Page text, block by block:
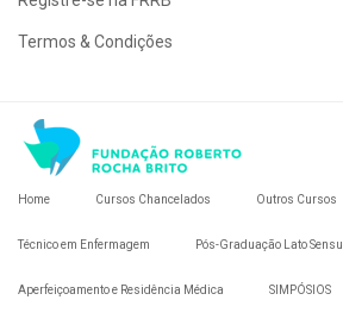
Termos & Condições
Home Cursos Chancelados Outros Cursos
Técnico em Enfermagem Pós-Graduação Lato Sensu
Aperfeiçoamento e Residência Médica SIMPÓSIOS